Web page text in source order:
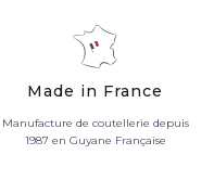
Made in France
Manufacture de coutellerie depuis
1987 en Guyane Française